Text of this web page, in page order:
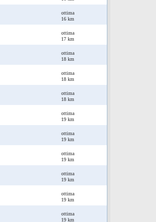
ottima
16 km
ottima
17 km
ottima
18 km
ottima
18 km
ottima
18 km
ottima
19 km
ottima
19 km
ottima
19 km
ottima
19 km
ottima
19 km
ottima
19 km